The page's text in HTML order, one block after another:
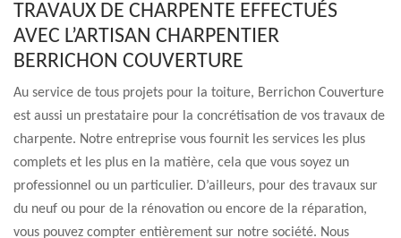
TRAVAUX DE CHARPENTE EFFECTUÉS
AVEC L’ARTISAN CHARPENTIER
BERRICHON COUVERTURE
Au service de tous projets pour la toiture, Berrichon Couverture
est aussi un prestataire pour la concrétisation de vos travaux de
charpente. Notre entreprise vous fournit les services les plus
complets et les plus en la matière, cela que vous soyez un
professionnel ou un particulier. D’ailleurs, pour des travaux sur
du neuf ou pour de la rénovation ou encore de la réparation,
vous pouvez compter entièrement sur notre société. Nous